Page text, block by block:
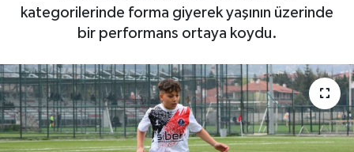
kategorilerinde forma giyerek yaşının üzerinde
bir performans ortaya koydu.